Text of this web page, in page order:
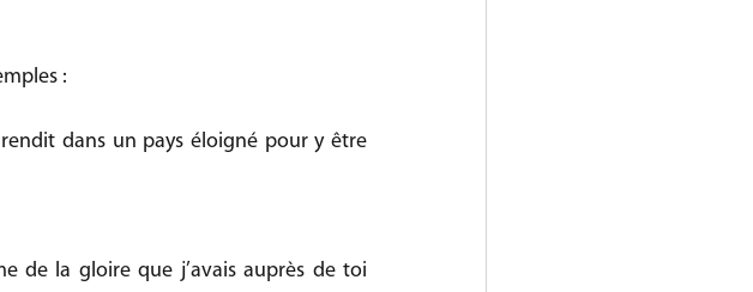
:
dans un pays éloigné pour y être